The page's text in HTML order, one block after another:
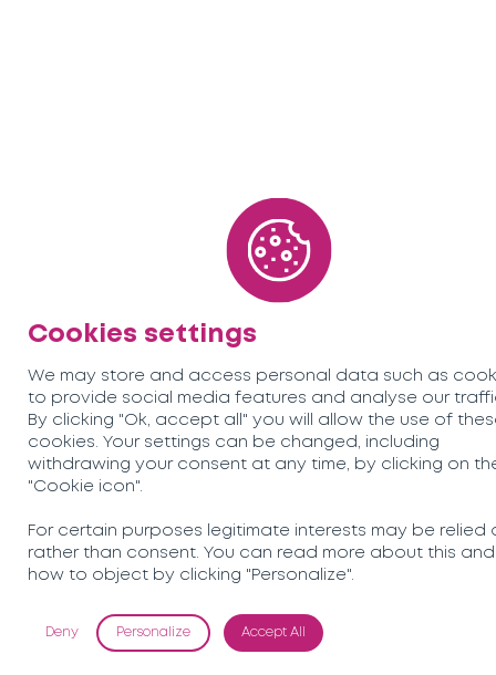
Cookies settings
We may store and access personal data such as
to provide social media features and analyse our
By clicking "Ok, accept all" you will allow the use of
cookies. Your settings can be changed, including
withdrawing your consent at any time, by clicking on
"Cookie icon".
For certain purposes legitimate interests may be relied
rather than consent. You can read more about this and
how to object by clicking "Personalize".
Deny Personalize Accept All